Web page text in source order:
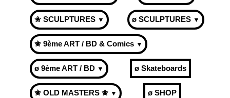
✬ SCULPTURES ▼ ø SCULPTURES ▼
✬ 9ème ART / BD & Comics ▼
ø 9ème ART / BD ▼ ø Skateboards
✬ OLD MASTERS ✬ ▼ ø SHOP